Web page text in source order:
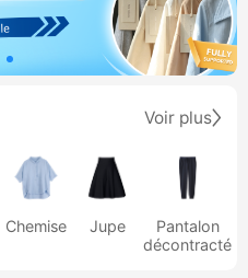
Voir plus
Chemise Jupe
Pantalon
décontracté